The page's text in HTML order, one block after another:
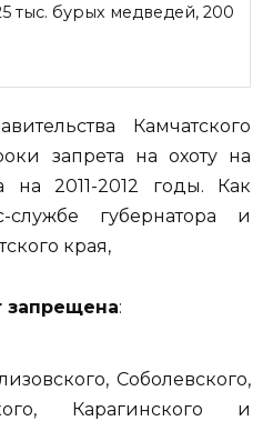
тыс. бурых медведей, 200
Камчатского
запрета на охоту на
на 2011-2012 годы. Как
губернатора и
края,
запрещена:
Соболевского,
Карагинского и